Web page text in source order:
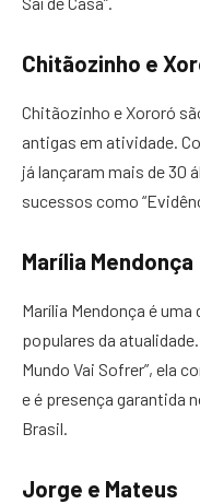
Chitãozinho e
Chitãozinho e Xororó
antigas em atividade.
já lançaram mais de 30
sucessos como
Marília Mendonça
Marília Mendonça é
populares da
Mundo Vai Sofrer”, ela
e é presença garantida
Brasil.
Jorge e Mateus